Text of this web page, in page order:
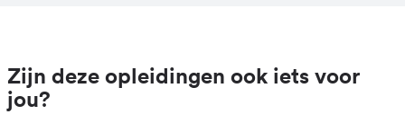
Zijn deze opleidingen ook iets voor
jou?